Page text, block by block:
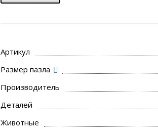
Артикул
Размер пазла
Производитель
Деталей
Животные